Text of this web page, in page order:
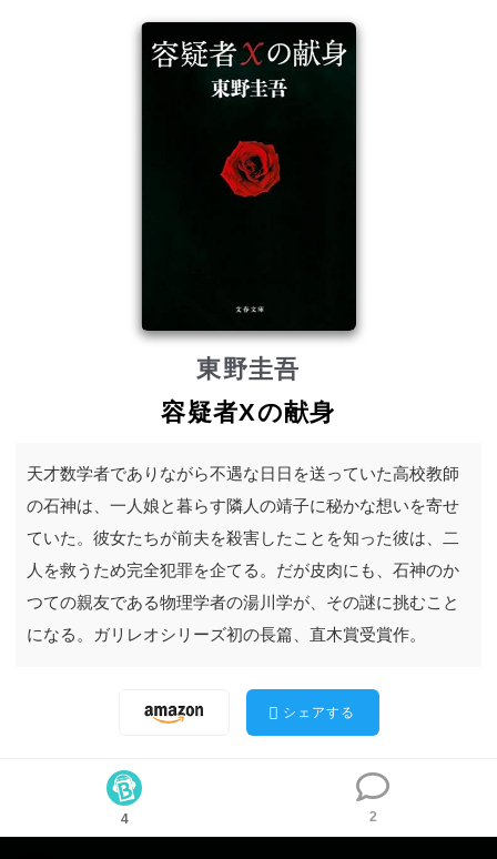
東野圭吾
容疑者Xの献身
天才数学者でありながら不遇な日日を送っていた高校教師
の石神は、一人娘と暮らす隣人の靖子に秘かな想いを寄せ
ていた。彼女たちが前夫を殺害したことを知った彼は、二
人を救うため完全犯罪を企てる。だが皮肉にも、石神のか
つての親友である物理学者の湯川学が、その謎に挑むこと
になる。ガリレオシリーズ初の長篇、直木賞受賞作。
シェアする
4 2